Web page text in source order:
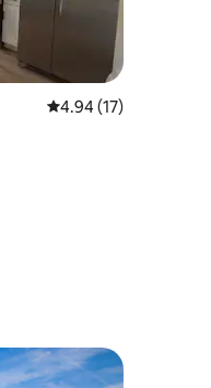
평점 4.94점(5점 만점
4.94 (17)